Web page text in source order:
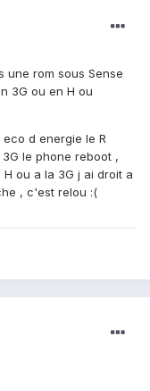
une rom sous Sense
3G ou en H ou
d energie le R
le phone reboot ,
H ou a la 3G j ai droit a
, c'est relou :(